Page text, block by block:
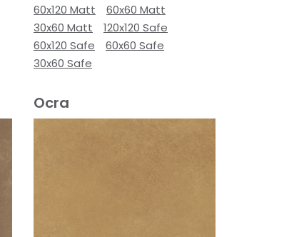
60x120 Matt
60x60 Matt
30x60 Matt
120x120 Safe
60x120 Safe
60x60 Safe
30x60 Safe
Ocra